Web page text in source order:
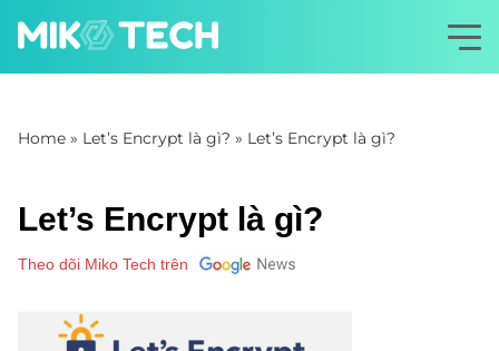
Home » Let’s Encrypt là gì? » Let’s Encrypt là gì?
Let’s Encrypt là gì?
Theo dõi Miko Tech trên